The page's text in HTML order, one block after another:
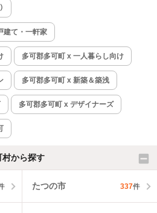
建て・一軒家
多可郡多可町 x 一人暮らし向け
多可郡多可町 x 新築＆築浅
多可郡多可町 x デザイナーズ
村から探す
たつの市 337件